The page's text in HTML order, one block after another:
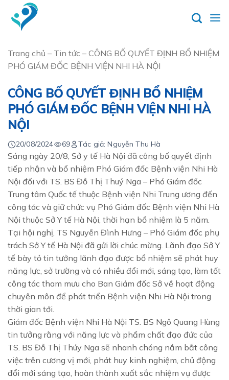
content
Trang chủ – Tin tức – CÔNG BỐ QUYẾT ĐỊNH BỔ NHIỆM
PHÓ GIÁM ĐỐC BỆNH VIỆN NHI HÀ NỘI
CÔNG BỐ QUYẾT ĐỊNH BỔ NHIỆM
PHÓ GIÁM ĐỐC BỆNH VIỆN NHI HÀ
NỘI
Tác giả: Nguyễn Thu Hà
20/08/2024 69
Sáng ngày 20/8, Sở y tế Hà Nội đã công bố quyết định
tiếp nhận và bổ nhiệm Phó Giám đốc Bệnh viện Nhi Hà
Nội đối với TS. BS Đỗ Thị Thuý Nga – Phó Giám đốc
Trung tâm Quốc tế thuộc Bệnh viện Nhi Trung ương đến
công tác và giữ chức vụ Phó Giám đốc Bệnh viện Nhi Hà
Nội thuộc Sở Y tế Hà Nội, thời hạn bổ nhiệm là 5 năm.
Tại hội nghị, TS Nguyễn Đình Hưng – Phó Giám đốc phụ
trách Sở Y tế Hà Nội đã gửi lời chúc mừng. Lãnh đạo Sở Y
tế bày tỏ tin tưởng lãnh đạo được bổ nhiệm sẽ phát huy
năng lực, sở trường và có nhiều đổi mới, sáng tạo, làm tốt
công tác tham mưu cho Ban Giám đốc Sở về hoạt động
chuyên môn để phát triển Bệnh viện Nhi Hà Nội trong
thời gian tới.
Giám đốc Bệnh viện Nhi Hà Nội TS. BS Ngô Quang Hùng
tin tưởng rằng với năng lực và phẩm chất đạo đức của
TS. BS Đỗ Thị Thúy Nga sẽ nhanh chóng nắm bắt công
việc trên cương vị mới, phát huy kinh nghiệm, chủ động
đổi mới sáng tạo, hoàn thành xuất sắc nhiệm vụ được